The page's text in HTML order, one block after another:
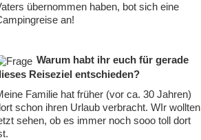
übernommen haben, bot sich eine
an!
Warum habt ihr euch für gerade
Reiseziel entschieden?
Familie hat früher (vor ca. 30 Jahren)
schon ihren Urlaub verbracht. WIr wollten
sehen, ob es immer noch sooo toll dort